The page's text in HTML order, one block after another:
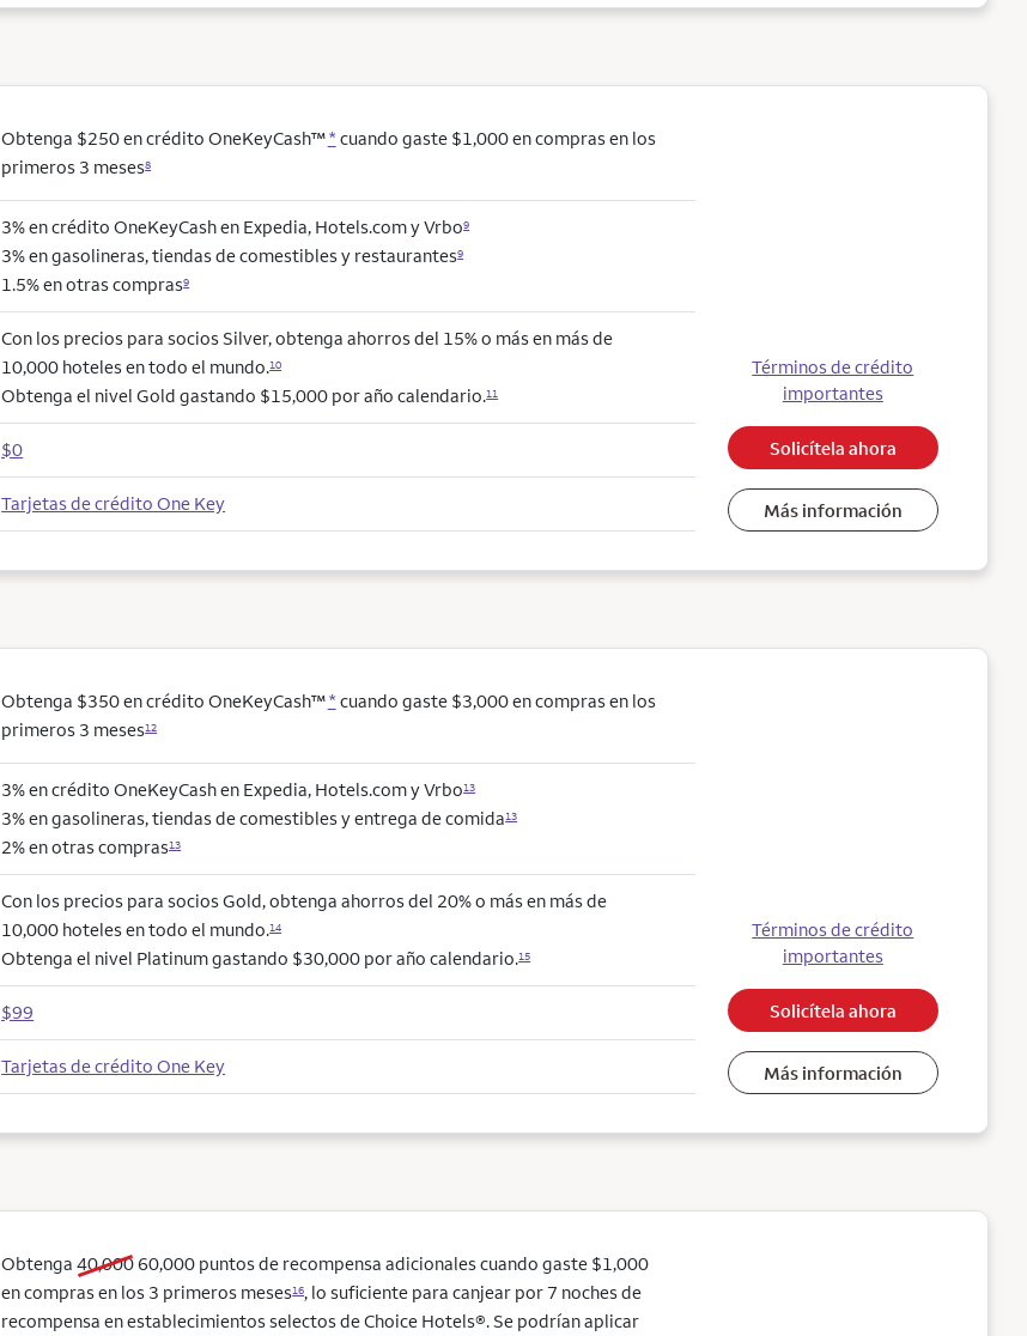
Obtenga $250 en crédito OneKeyCash™* cuando gaste $1,000 en compras en los
primeros 3 meses8
3% en crédito OneKeyCash en Expedia, Hotels.com y Vrbo9
3% en gasolineras, tiendas de comestibles y restaurantes9
1.5% en otras compras9
Con los precios para socios Silver, obtenga ahorros del 15% o más en más de
10,000 hoteles en todo el mundo.10
Obtenga el nivel Gold gastando $15,000 por año calendario.11
$0
Tarjetas de crédito One Key
Términos de crédito
importantes
Solicítela ahora
Más información
Obtenga $350 en crédito OneKeyCash™* cuando gaste $3,000 en compras en los
primeros 3 meses12
3% en crédito OneKeyCash en Expedia, Hotels.com y Vrbo13
3% en gasolineras, tiendas de comestibles y entrega de comida13
2% en otras compras13
Con los precios para socios Gold, obtenga ahorros del 20% o más en más de
10,000 hoteles en todo el mundo.14
Obtenga el nivel Platinum gastando $30,000 por año calendario.15
$99
Tarjetas de crédito One Key
Términos de crédito
importantes
Solicítela ahora
Más información
Obtenga40,000old bonus
60,000new bonus
puntos de recompensa adicionales cuando gaste $1,000
en compras en los 3 primeros meses16, lo suficiente para canjear por 7 noches de
recompensa en establecimientos selectos de Choice Hotels®. Se podrían aplicar